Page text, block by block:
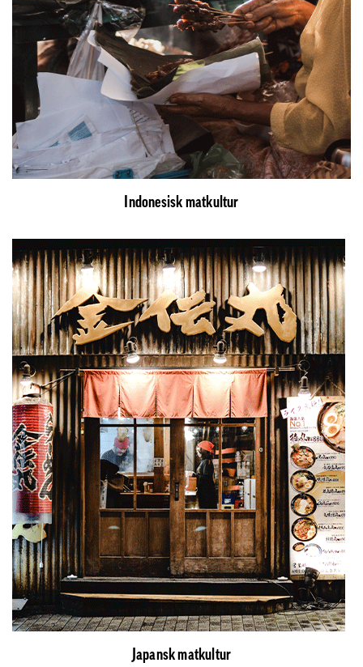
Indonesisk matkultur
Japansk matkultur